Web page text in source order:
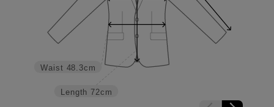
Length 72cm
Waist 48.3cm